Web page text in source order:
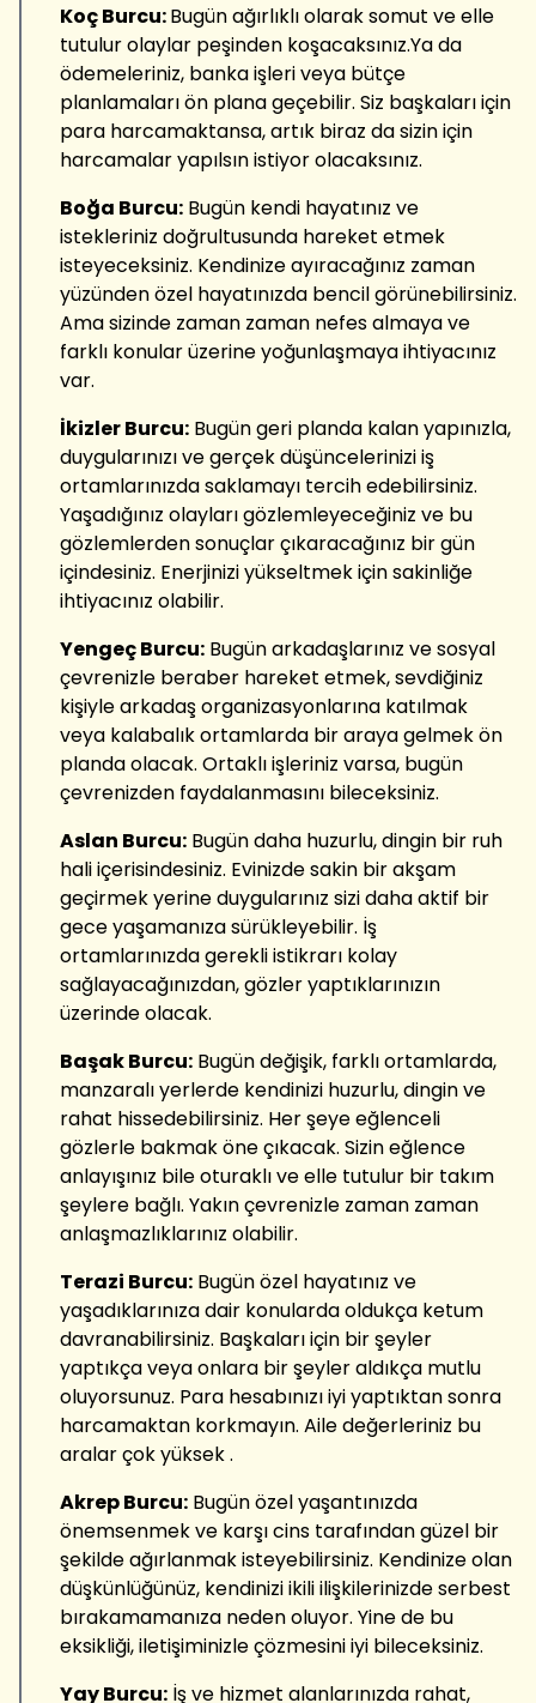
Koç Burcu:Bugün ağırlıklı olarak somut ve elle
tutulur olaylar peşinden koşacaksınız.Ya da
ödemeleriniz, banka işleri veya bütçe
planlamaları ön plana geçebilir. Siz başkaları için
para harcamaktansa, artık biraz da sizin için
harcamalar yapılsın istiyor olacaksınız.
Boğa Burcu: Bugün kendi hayatınız ve
istekleriniz doğrultusunda hareket etmek
isteyeceksiniz. Kendinize ayıracağınız zaman
yüzünden özel hayatınızda bencil görünebilirsiniz.
Ama sizinde zaman zaman nefes almaya ve
farklı konular üzerine yoğunlaşmaya ihtiyacınız
var.
İkizler Burcu: Bugün geri planda kalan yapınızla,
duygularınızı ve gerçek düşüncelerinizi iş
ortamlarınızda saklamayı tercih edebilirsiniz.
Yaşadığınız olayları gözlemleyeceğiniz ve bu
gözlemlerden sonuçlar çıkaracağınız bir gün
içindesiniz. Enerjinizi yükseltmek için sakinliğe
ihtiyacınız olabilir.
Yengeç Burcu: Bugün arkadaşlarınız ve sosyal
çevrenizle beraber hareket etmek, sevdiğiniz
kişiyle arkadaş organizasyonlarına katılmak
veya kalabalık ortamlarda bir araya gelmek ön
planda olacak. Ortaklı işleriniz varsa, bugün
çevrenizden faydalanmasını bileceksiniz.
Aslan Burcu: Bugün daha huzurlu, dingin bir ruh
hali içerisindesiniz. Evinizde sakin bir akşam
geçirmek yerine duygularınız sizi daha aktif bir
gece yaşamanıza sürükleyebilir. İş
ortamlarınızda gerekli istikrarı kolay
sağlayacağınızdan, gözler yaptıklarınızın
üzerinde olacak.
Başak Burcu: Bugün değişik, farklı ortamlarda,
manzaralı yerlerde kendinizi huzurlu, dingin ve
rahat hissedebilirsiniz. Her şeye eğlenceli
gözlerle bakmak öne çıkacak. Sizin eğlence
anlayışınız bile oturaklı ve elle tutulur bir takım
şeylere bağlı. Yakın çevrenizle zaman zaman
anlaşmazlıklarınız olabilir.
Terazi Burcu: Bugün özel hayatınız ve
yaşadıklarınıza dair konularda oldukça ketum
davranabilirsiniz. Başkaları için bir şeyler
yaptıkça veya onlara bir şeyler aldıkça mutlu
oluyorsunuz. Para hesabınızı iyi yaptıktan sonra
harcamaktan korkmayın. Aile değerleriniz bu
aralar çok yüksek .
Akrep Burcu: Bugün özel yaşantınızda
önemsenmek ve karşı cins tarafından güzel bir
şekilde ağırlanmak isteyebilirsiniz. Kendinize olan
düşkünlüğünüz, kendinizi ikili ilişkilerinizde serbest
bırakamamanıza neden oluyor. Yine de bu
eksikliği, iletişiminizle çözmesini iyi bileceksiniz.
Yay Burcu: İş ve hizmet alanlarınızda rahat,